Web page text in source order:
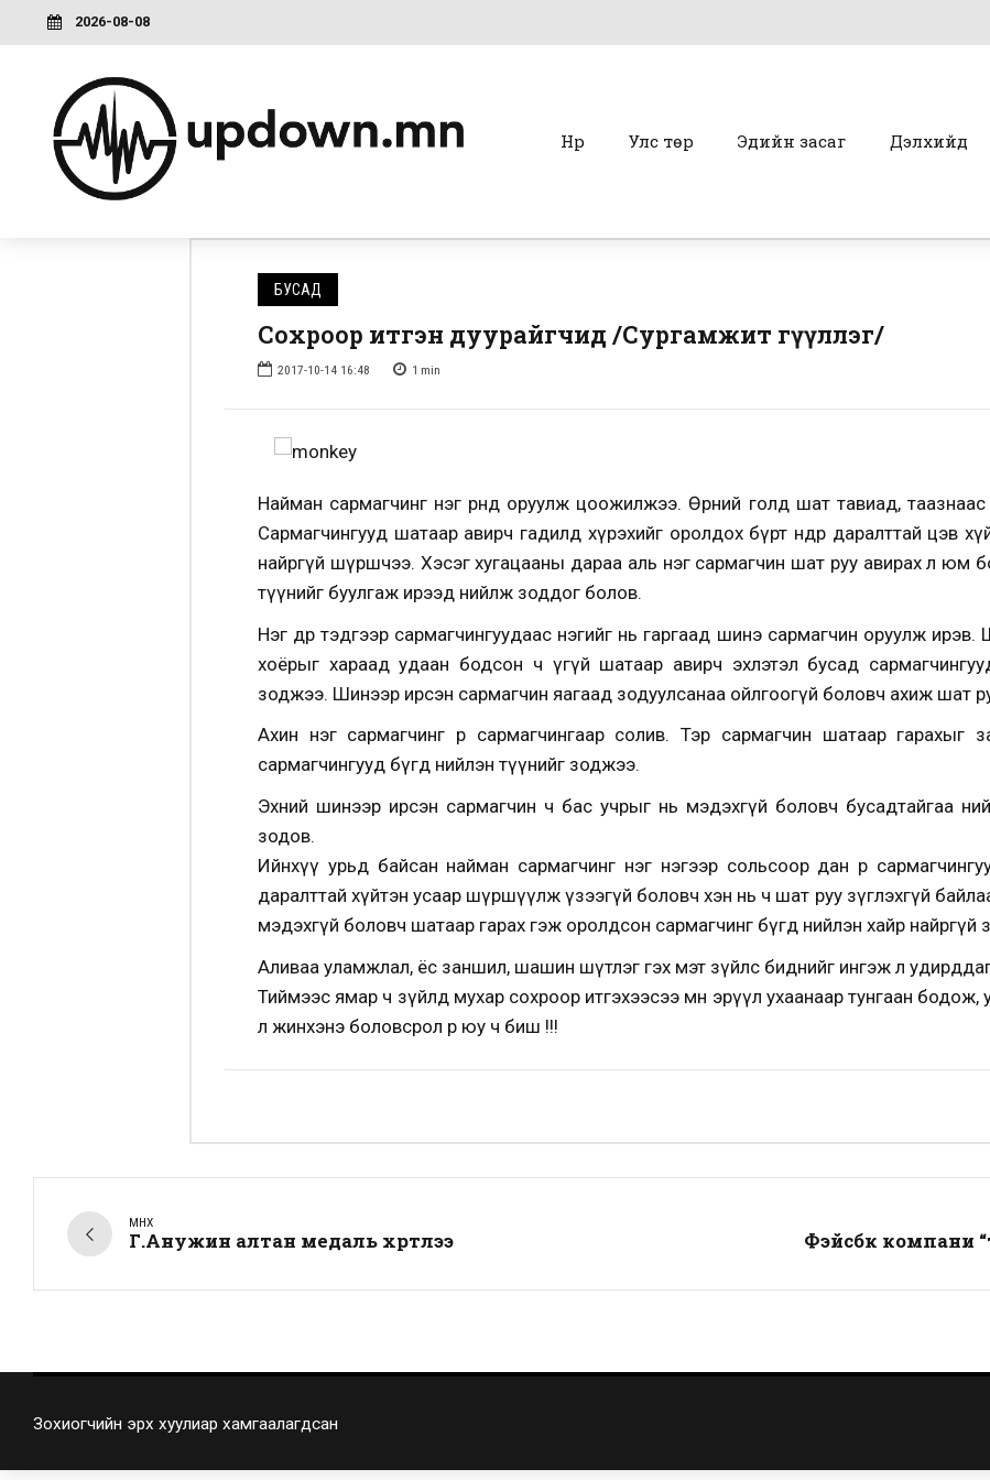
2026-08-08
Нүүр Улс төр Эдийн засаг Дэлхийд
БУСАД
Сохроор итгэн дуурайгчид /Сургамжит өгүүллэг/
2017-10-14 16:48 1 min
Найман сармагчинг нэг өрөөнд оруулж цоожилжээ. Өрөөний голд шат тавиад,
Сармагчингууд шатаар авирч гадилд хүрэхийг оролдох бүрт өндөр даралттай цэв
найргүй шүршчээ. Хэсэг хугацааны дараа аль нэг сармагчин шат руу авирах л юм
түүнийг буулгаж ирээд нийлж зоддог болов.
Нэг өдөр тэдгээр сармагчингуудаас нэгийг нь гаргаад шинэ сармагчин оруулж
хоёрыг хараад удаан бодсон ч үгүй шатаар авирч эхлэтэл бусад
зоджээ. Шинээр ирсэн сармагчин яагаад зодуулсанаа ойлгоогүй боловч ахиж шат
Ахин нэг сармагчинг өөр сармагчингаар солив. Тэр сармагчин шатаар гарахыг
сармагчингууд бүгд нийлэн түүнийг зоджээ.
Эхний шинээр ирсэн сармагчин ч бас учрыг нь мэдэхгүй боловч бусадтайгаа
зодов.
Ийнхүү урьд байсан найман сармагчинг нэг нэгээр сольсоор дан өөр
даралттай хүйтэн усаар шүршүүлж үзээгүй боловч хэн нь ч шат руу зүглэхгүй
мэдэхгүй боловч шатаар гарах гэж оролдсон сармагчинг бүгд нийлэн хайр найргүй
Аливаа уламжлал, ёс заншил, шашин шүтлэг гэх мэт зүйлс биднийг ингэж л
Тиймээс ямар ч зүйлд мухар сохроор итгэхээсээ өмнө эрүүл ухаанаар тунгаан
л жинхэнэ боловсрол өөр юу ч биш !!!
ӨМНӨХ
Г.Анужин алтан медаль хүртлээ Фэйсбүүк компани
Зохиогчийн эрх хуулиар хамгаалагдсан